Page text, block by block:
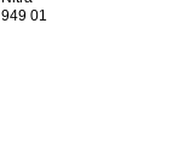
949 01